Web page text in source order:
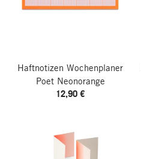
Haftnotizen Wochenplaner
PoetNeonorange
12,90 €